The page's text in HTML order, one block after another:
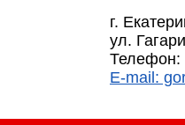
г.
ул.
Телефон:
E-mail: